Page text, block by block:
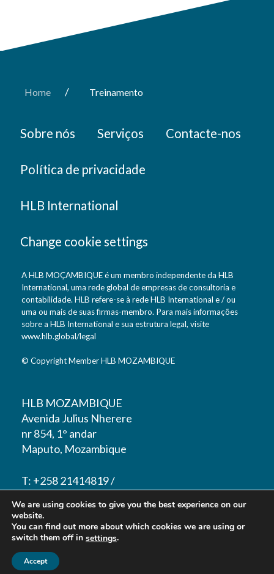
Home / Treinamento
Sobre nós Serviços Contacte-nos
Política de privacidade
HLB International
Change cookie settings
A HLB MOÇAMBIQUE é um membro independente da HLB
International, uma rede global de empresas de consultoria e
contabilidade. HLB refere-se à rede HLB International e / ou
uma ou mais de suas firmas-membro. Para mais informações
sobre a HLB International e sua estrutura legal, visite
www.hlb.global/legal
© Copyright Member HLB MOZAMBIQUE
HLB MOZAMBIQUE
Avenida Julius Nherere
nr 854, 1° andar
Maputo, Mozambique
T: +258 21414819 /
E: geral@hlb-mz.com
We are using cookies to give you the best experience on our
website.
You can find out more about which cookies we are using or
switch them off in settings.
Accept